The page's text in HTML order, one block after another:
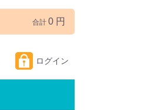
ログイン
合計 0 円